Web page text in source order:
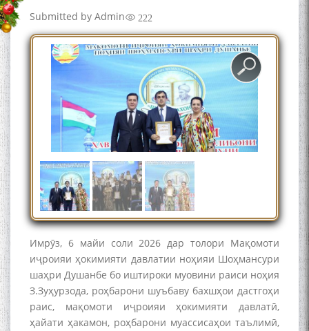
Submitted by Admin 222
Имрӯз, 6 майи соли 2026 дар толори Мақомоти
иҷроияи ҳокимияти давлатии ноҳияи Шоҳмансури
шаҳри Душанбе бо иштироки муовини раиси ноҳия
З.Зуҳурзода, роҳбарони шуъбаву бахшҳои дастгоҳи
раис, мақомоти иҷроияи ҳокимияти давлатӣ,
ҳайати ҳакамон, роҳбарони муассисаҳои таълимӣ,
به عبارت دیگر: گفتگو با مومن
قناعت Mumin Qanoat
Сухбати навқаламон бо
Муъмин Қаноат\Meeting of
Kanoat